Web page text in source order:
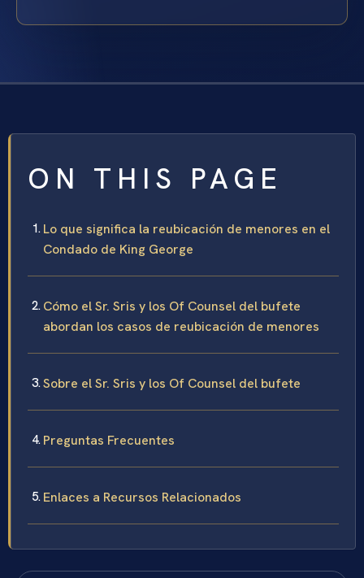
ON THIS PAGE
Lo que significa la reubicación de menores en el
Condado de King George
Cómo el Sr. Sris y los Of Counsel del bufete
abordan los casos de reubicación de menores
Sobre el Sr. Sris y los Of Counsel del bufete
Preguntas Frecuentes
Enlaces a Recursos Relacionados